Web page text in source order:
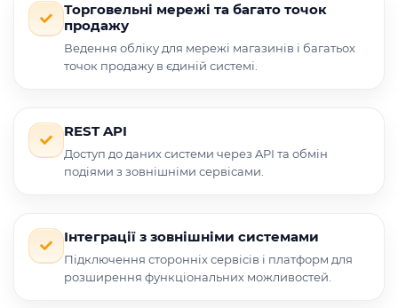
Торговельні мережі та багато точок
продажу
Ведення обліку для мережі магазинів і багатьох
точок продажу в єдиній системі.
REST API
Доступ до даних системи через API та обмін
подіями з зовнішніми сервісами.
Інтеграції з зовнішніми системами
Підключення сторонніх сервісів і платформ для
розширення функціональних можливостей.